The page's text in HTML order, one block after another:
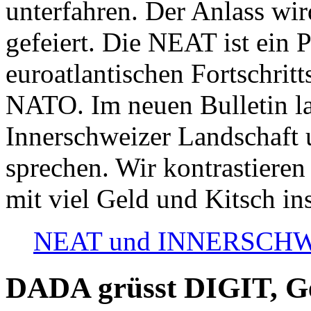
unterfahren. Der Anlass
gefeiert. Die NEAT ist ein
euroatlantischen
NATO. Im neuen Bulletin
Innerschweizer
sprechen. Wir
mit viel Geld und Kitsch
NEAT und
DADA grüsst DIGIT,